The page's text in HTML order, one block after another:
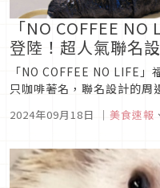
「NO COFFEE
登陸！超人氣聯名
「NO COFFEE NO LIFE
只咖啡著名，聯名設計的周
NO COFFEE門店以黑白灰
2024年09月18日 ｜ 美食速報 、